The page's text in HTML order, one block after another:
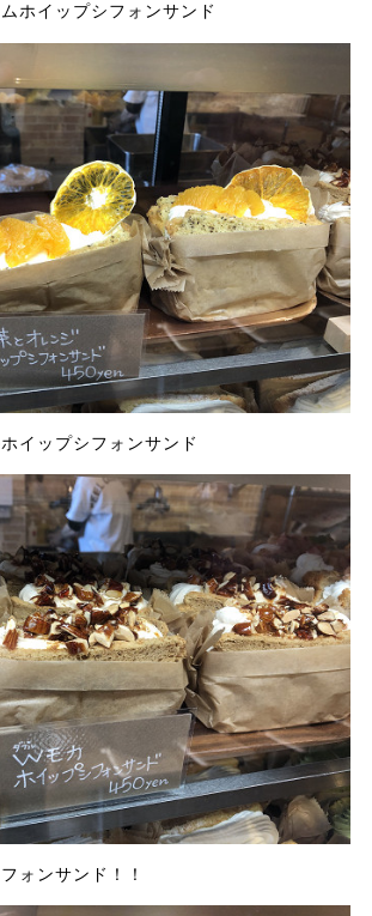
ホイップシフォンサンド
イップシフォンサンド
ォンサンド！！